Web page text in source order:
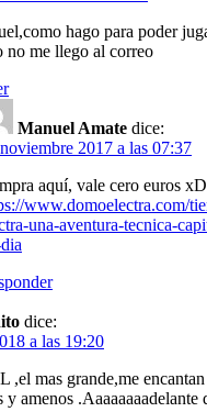
hago para poder
no me llego al correo
Manuel Amate dice:
2017 a las 07:37
aquí, vale cero euros xD
www.domoelectra.com/
una-aventura-tecnica-
dice:
a las 19:20
mas grande,me
y amenos .Aaaaaaaadelante